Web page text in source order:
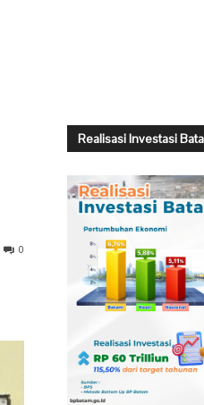
0
Realisasi Investasi